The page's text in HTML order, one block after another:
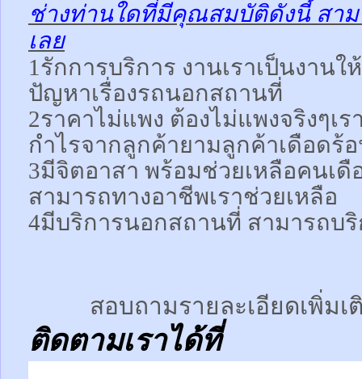
ช่างท่านใดที่มีคุณสมบัติดังนี้ สาม
เลย
1รักการบริการ งานเราเป็นงาน
ปัญหาเรื่องรถนอกสถานที่
2ราคาไม่แพง ต้องไม่แพงจริงๆเ
กำไรจากลูกค้ายามลูกค้าเดือดร้
3มีจิตอาสา พร้อมช่วยเหลือคนเ
สามารถทางอาชีพเราช่วยเหลือ
4มีบริการนอกสถานที่ สามารถบ
สอบถามรายละเอียดเพิ่มเ
ติดตามเราได้ที่